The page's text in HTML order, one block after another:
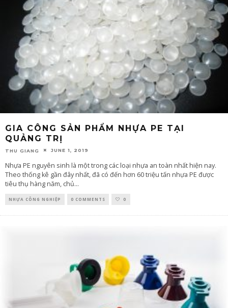
GIA CÔNG SẢN PHẨM NHỰA PE TẠI
QUẢNG TRỊ
THU GIANG JUNE 1, 2019
Nhựa PE nguyên sinh là một trong các loại nhựa an toàn nhất hiện nay.
Theo thống kê gần đây nhất, đã có đến hơn 60 triệu tấn nhựa PE được
tiêu thụ hàng năm, chủ...
NHỰA CÔNG NGHIỆP 0 COMMENTS 0